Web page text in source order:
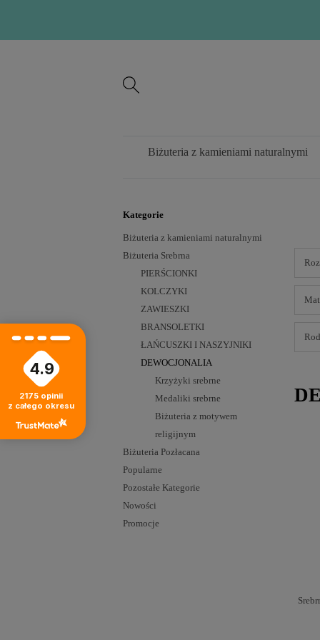
Biżuteria z kamieniami naturalnymi
Kategorie
Biżuteria z kamieniami naturalnymi
Biżuteria Srebrna
PIERŚCIONKI
KOLCZYKI
ZAWIESZKI
BRANSOLETKI
ŁAŃCUSZKI I NASZYJNIKI
DEWOCJONALIA
Krzyżyki srebrne
Medaliki srebrne
Biżuteria z motywem
religijnym
Biżuteria Pozłacana
Popularne
Pozostałe Kategorie
Nowości
Promocje
4.9
2175 opinii
z całego okresu